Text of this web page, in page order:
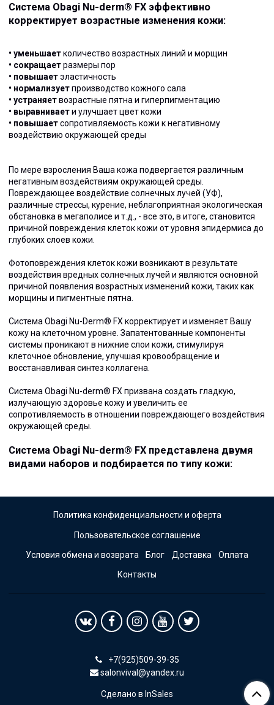
Система Obagi Nu-derm® FX эффективно
корректирует возрастные изменения кожи:
• уменьшаетколичество возрастных линий и морщин
• сокращаетразмеры пор
• повышаетэластичность
• нормализуетпроизводство кожного сала
• устраняетвозрастные пятна и гиперпигментацию
• выравниваети улучшает цвет кожи
• повышаетсопротивляемость кожи к негативному
воздействию окружающей среды
По мере взросления Ваша кожа подвергается различным
негативным воздействиям окружающей среды.
Повреждающее воздействие солнечных лучей (УФ),
различные стрессы, курение, неблагоприятная экологическая
обстановка в мегаполисе и т.д., - все это, в итоге, становится
причиной повреждения клеток кожи от уровня эпидермиса до
глубоких слоев кожи.
Фотоповреждения клеток кожи возникают в результате
воздействия вредных солнечных лучей и являются основной
причиной появления возрастных изменений кожи, таких как
морщины и пигментные пятна.
Система Obagi Nu-Derm® FX корректирует и изменяет Вашу
кожу на клеточном уровне. Запатентованные компоненты
системы проникают в нижние слои кожи, стимулируя
клеточное обновление, улучшая кровообращение и
восстанавливая синтез коллагена.
Система Obagi Nu-derm® FX призвана создать гладкую,
излучающую здоровье кожу и увеличить ее
сопротивляемость в отношении повреждающего воздействия
окружающей среды.
Система Obagi Nu-derm® FX представлена двумя
видами наборов и подбирается по типу кожи:
Политика конфиденциальности и оферта
Пользовательское соглашение
Условия обмена и возврата Блог Доставка Оплата
Контакты
+7(925)509-39-35
salonvival@yandex.ru
Сделано в InSales